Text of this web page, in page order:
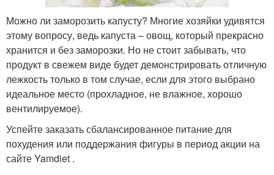
Можно ли заморозить капусту? Многие хозяйки удивятся
этому вопросу, ведь капуста – овощ, который прекрасно
хранится и без заморозки. Но не стоит забывать, что
продукт в свежем виде будет демонстрировать отличную
лежкость только в том случае, если для этого выбрано
идеальное место (прохладное, не влажное, хорошо
вентилируемое).
Успейте заказать сбалансированное питание для
похудения или поддержания фигуры в период акции на
сайте Yamdiet .